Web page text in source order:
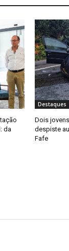
da
Destaques
Dois
despiste
Fafe